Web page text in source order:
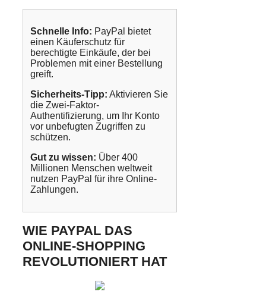
Schnelle Info: PayPal bietet
einen Käuferschutz für
berechtigte Einkäufe, der bei
Problemen mit einer Bestellung
greift.
Sicherheits-Tipp: Aktivieren Sie
die Zwei-Faktor-
Authentifizierung, um Ihr Konto
vor unbefugten Zugriffen zu
schützen.
Gut zu wissen: Über 400
Millionen Menschen weltweit
nutzen PayPal für ihre Online-
Zahlungen.
WIE PAYPAL DAS
ONLINE-SHOPPING
REVOLUTIONIERT HAT